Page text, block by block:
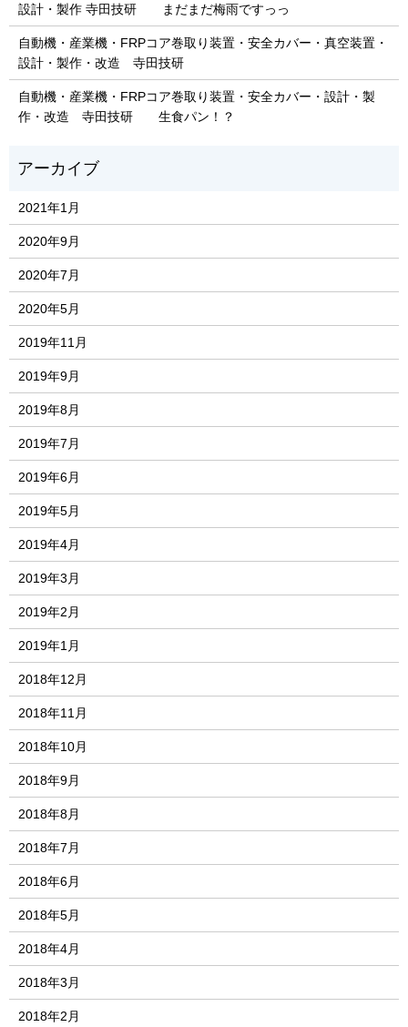
設計・製作 寺田技研 まだまだ梅雨ですっっ
自動機・産業機・FRPコア巻取り装置・安全カバー・真空装置・
設計・製作・改造 寺田技研
自動機・産業機・FRPコア巻取り装置・安全カバー・設計・製
作・改造 寺田技研 生食パン！？
2021年1月
2020年9月
2020年7月
2020年5月
2019年11月
2019年9月
2019年8月
2019年7月
2019年6月
2019年5月
2019年4月
2019年3月
2019年2月
2019年1月
2018年12月
2018年11月
2018年10月
2018年9月
2018年8月
2018年7月
2018年6月
2018年5月
2018年4月
2018年3月
2018年2月